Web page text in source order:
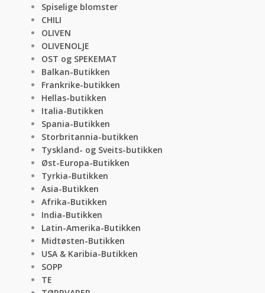
Spiselige blomster
CHILI
OLIVEN
OLIVENOLJE
OST og SPEKEMAT
Balkan-Butikken
Frankrike-butikken
Hellas-butikken
Italia-Butikken
Spania-Butikken
Storbritannia-butikken
Tyskland- og Sveits-butikken
Øst-Europa-Butikken
Tyrkia-Butikken
Asia-Butikken
Afrika-Butikken
India-Butikken
Latin-Amerika-Butikken
Midtøsten-Butikken
USA & Karibia-Butikken
SOPP
TE